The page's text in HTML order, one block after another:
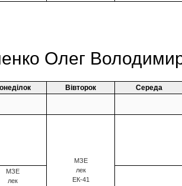
Олег
Вівторок Середа
МЗЕ
лек
ЕК-41
МЗЕ
лек